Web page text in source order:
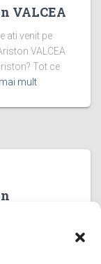
VALCEA
ati venit pe
VALCEA
Tot ce
mult
ati venit pe